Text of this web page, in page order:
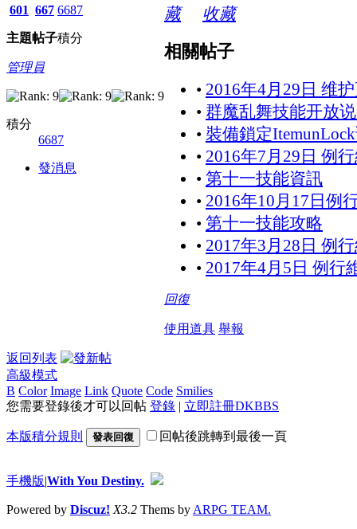
601
主題
667
帖子
6687
積分
管理員
積分
6687
發消息
收藏
相關帖子
• 2016年4月29日 维
• 群魔乱舞技能开放
• 裝備鎖定
• 2016年7月29日 例
• 第十一技能資訊
• 2016年10月17日例
• 第十一技能攻略
• 2017年3月28日 例
• 2017年4月5日 例行
回復
使用道具 舉報
返回列表
高級模式
B Color Image Link Quote Code Smilies
您需要登錄後才可以回帖 登錄 | 立即註冊DKBBS
本版積分規則 發表回復 回帖後跳轉到最後一頁
手機版|With You Destiny.
Powered by Discuz! X3.2 Thems by ARPG TEAM.